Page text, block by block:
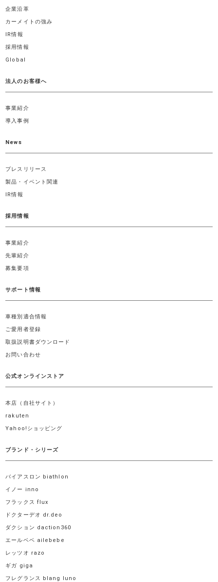
企業沿革
カーメイトの強み
IR情報
採用情報
Global
法人のお客様へ
事業紹介
導入事例
News
プレスリリース
製品・イベント関連
IR情報
採用情報
事業紹介
先輩紹介
募集要項
サポート情報
車種別適合情報
ご愛用者登録
取扱説明書ダウンロード
お問い合わせ
公式オンラインストア
本店（自社サイト）
rakuten
Yahoo!ショッピング
ブランド・シリーズ
バイアスロン biathlon
イノー inno
フラックス flux
ドクターデオ dr.deo
ダクション daction360
エールベベ ailebebe
レッツオ razo
ギガ giga
フレグランス blang luno